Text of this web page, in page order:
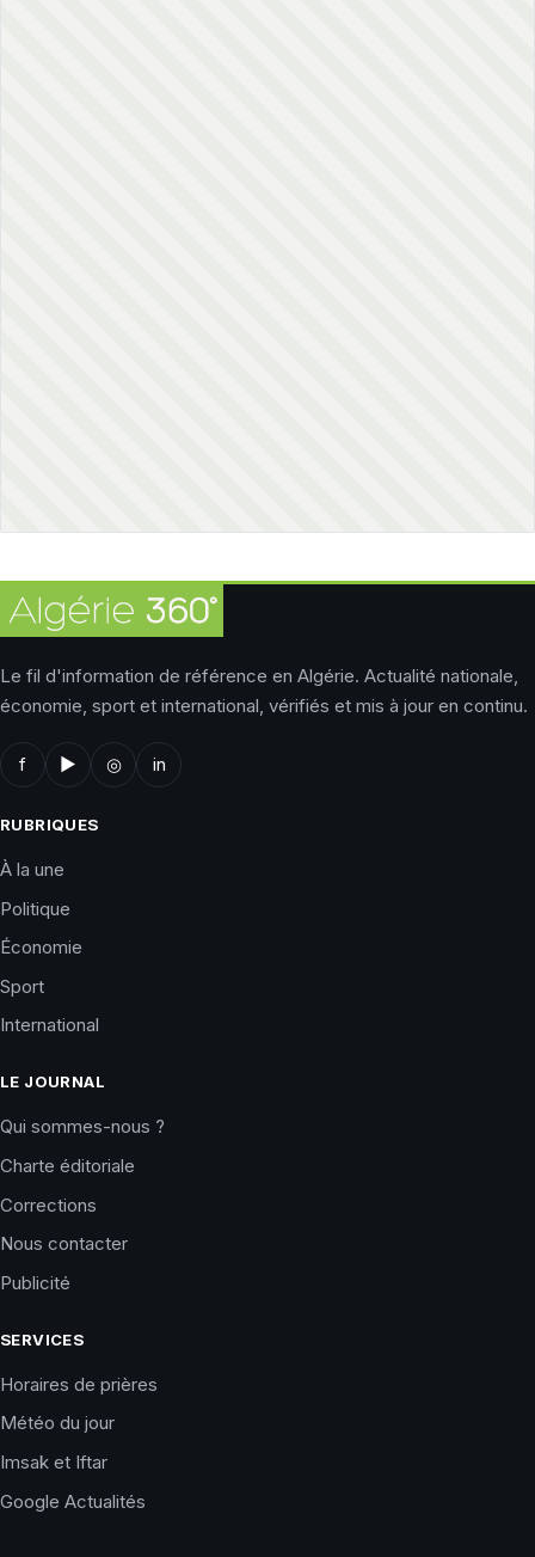
Le fil d'information de référence en Algérie. Actualité nationale,
économie, sport et international, vérifiés et mis à jour en continu.
f ▶ ◎ in
RUBRIQUES
À la une
Politique
Économie
Sport
International
LE JOURNAL
Qui sommes-nous ?
Charte éditoriale
Corrections
Nous contacter
Publicité
SERVICES
Horaires de prières
Météo du jour
Imsak et Iftar
Google Actualités